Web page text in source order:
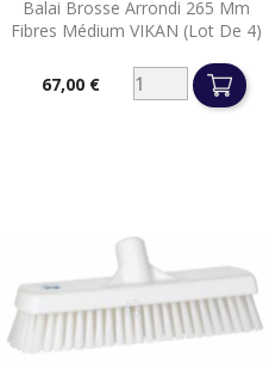
Balai Brosse Arrondi 265 Mm
Fibres Médium VIKAN (lot De 4)
67,00 €